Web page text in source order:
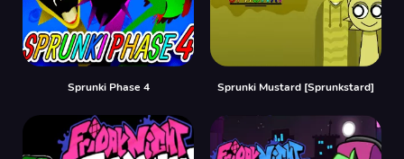
Sprunki Phase 4 Sprunki Mustard [Sprunkstard]